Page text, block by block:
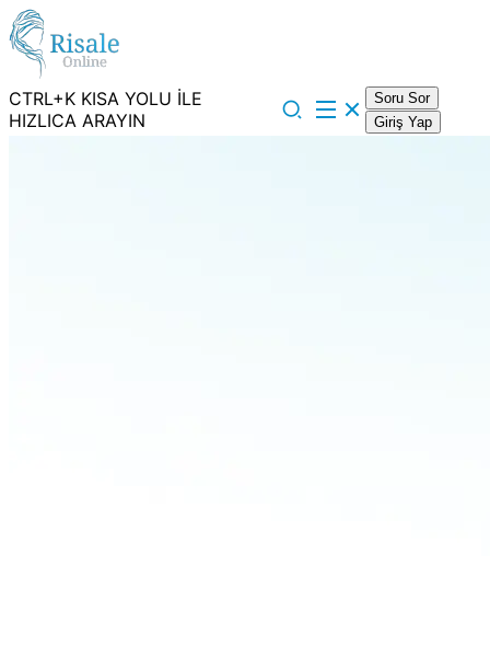
CTRL+K KISA YOLU İLE
HIZLICA ARAYIN
Soru Sor
Giriş Yap